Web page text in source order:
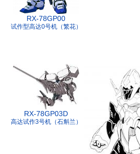
RX-78GP00
试作型高达0号机（繁花）
RX-78GP03D
高达试作3号机（石斛兰）